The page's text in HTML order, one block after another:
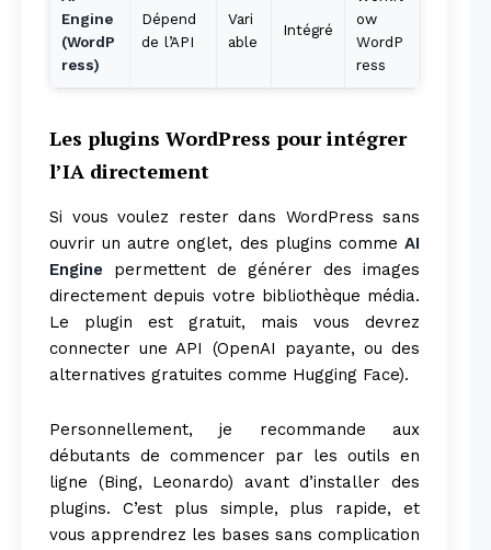
SUBSCRIBE NOW
Company
Contact us
Subscription Plans
My account
Engine
(WordP
ress)
Dépend
de l’API
Vari
able
Intégré
ow
WordP
ress
Les plugins WordPress pour intégrer
l’IA directement
Si vous voulez rester dans WordPress sans
ouvrir un autre onglet, des plugins comme AI
Engine permettent de générer des images
directement depuis votre bibliothèque média.
Le plugin est gratuit, mais vous devrez
connecter une API (OpenAI payante, ou des
alternatives gratuites comme Hugging Face).
Personnellement, je recommande aux
débutants de commencer par les outils en
ligne (Bing, Leonardo) avant d’installer des
plugins. C’est plus simple, plus rapide, et
vous apprendrez les bases sans complication